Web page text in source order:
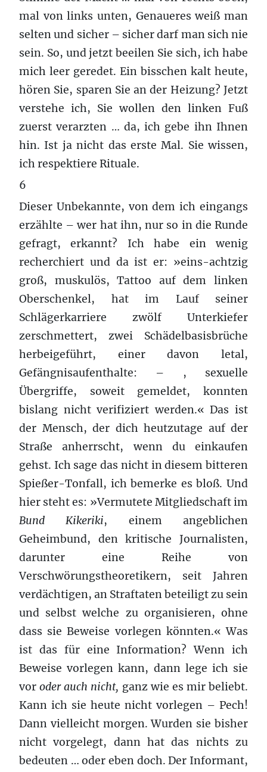
mal von links unten, Genaueres weiß man
selten und sicher – sicher darf man sich nie
sein. So, und jetzt beeilen Sie sich, ich habe
mich leer geredet. Ein bisschen kalt heute,
hören Sie, sparen Sie an der Heizung? Jetzt
verstehe ich, Sie wollen den linken Fuß
zuerst verarzten … da, ich gebe ihn Ihnen
hin. Ist ja nicht das erste Mal. Sie wissen,
ich respektiere Rituale.
6
Dieser Unbekannte, von dem ich eingangs
erzählte – wer hat ihn, nur so in die Runde
gefragt, erkannt? Ich habe ein wenig
recherchiert und da ist er: »eins-achtzig
groß, muskulös, Tattoo auf dem linken
Oberschenkel, hat im Lauf seiner
Schlägerkarriere zwölf Unterkiefer
zerschmettert, zwei Schädelbasisbrüche
herbeigeführt, einer davon letal,
Gefängnisaufenthalte: – , sexuelle
Übergriffe, soweit gemeldet, konnten
bislang nicht verifiziert werden.« Das ist
der Mensch, der dich heutzutage auf der
Straße anherrscht, wenn du einkaufen
gehst. Ich sage das nicht in diesem bitteren
Spießer-Tonfall, ich bemerke es bloß. Und
hier steht es: »Vermutete Mitgliedschaft im
Bund Kikeriki, einem angeblichen
Geheimbund, den kritische Journalisten,
darunter eine Reihe von
Verschwörungstheoretikern, seit Jahren
verdächtigen, an Straftaten beteiligt zu sein
und selbst welche zu organisieren, ohne
dass sie Beweise vorlegen könnten.« Was
ist das für eine Information? Wenn ich
Beweise vorlegen kann, dann lege ich sie
voroder auch nicht, ganz wie es mir beliebt.
Kann ich sie heute nicht vorlegen – Pech!
Dann vielleicht morgen. Wurden sie bisher
nicht vorgelegt, dann hat das nichts zu
bedeuten … oder eben doch. Der Informant,